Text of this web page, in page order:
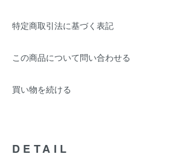
特定商取引法に基づく表記
この商品について問い合わせる
買い物を続ける
DETAIL